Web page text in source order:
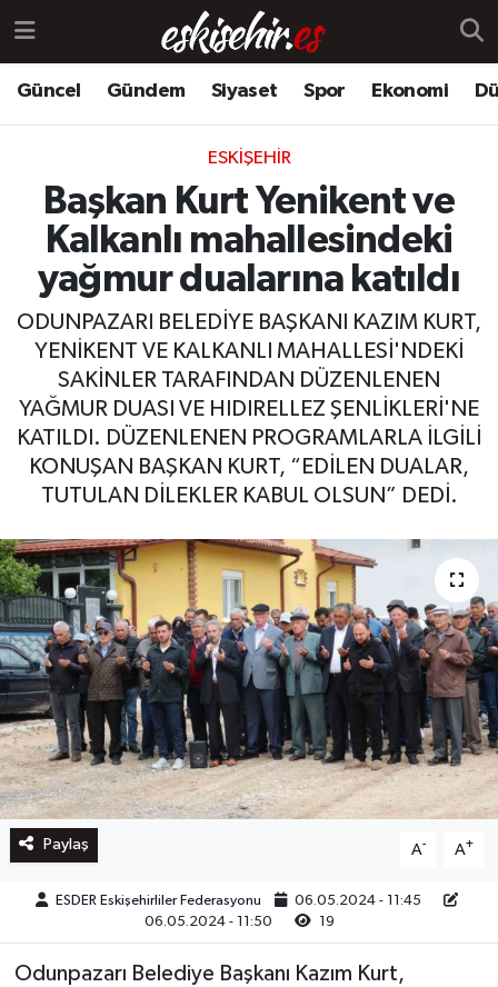
Güncel Gündem Siyaset Spor Ekonomi
ESKIŞEHIR
Başkan Kurt Yenikent ve
Kalkanlı mahallesindeki
yağmur dualarına katıldı
ODUNPAZARI BELEDİYE BAŞKANI KAZIM KURT,
YENİKENT VE KALKANLI MAHALLESİ'NDEKİ
SAKİNLER TARAFINDAN DÜZENLENEN
YAĞMUR DUASI VE HIDIRELLEZ ŞENLİKLERİ'NE
KATILDI. DÜZENLENEN PROGRAMLARLA İLGİLİ
KONUŞAN BAŞKAN KURT, “EDİLEN DUALAR,
TUTULAN DİLEKLER KABUL OLSUN” DEDİ.
Paylaş A- A+
ESDER Eskişehirliler Federasyonu
06.05.2024 - 11:45
06.05.2024 - 11:50
19
Odunpazarı Belediye Başkanı Kazım Kurt,